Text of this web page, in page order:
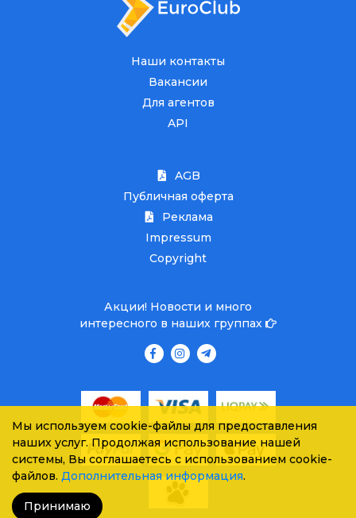
Наши контакты
Вакансии
Для агентов
API
AGB
Публичная оферта
Реклама
Impressum
Copyright
Акции! Новости и много
интересного в наших группах
Мы используем cookie-файлы для предоставления
наших услуг. Продолжая использование нашей
системы, Вы соглашаетесь с использованием cookie-
файлов. Дополнительная информация.
Принимаю